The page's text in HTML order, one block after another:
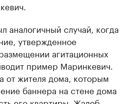
аналогичный случай, когда
утвержденное
агитационных
пример Маринкевич.
от жителя дома, которым
баннера на стене дома